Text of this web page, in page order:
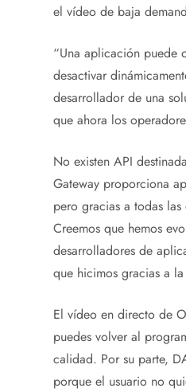
el vídeo de baja
“Una aplicación puede
desactivar
desarrollador de una
que ahora los
No existen API
Gateway proporciona
pero gracias a todas
Creemos que hemos
desarrolladores de
que hicimos gracias a
El vídeo en directo de
puedes volver al
calidad. Por su parte,
porque el usuario no